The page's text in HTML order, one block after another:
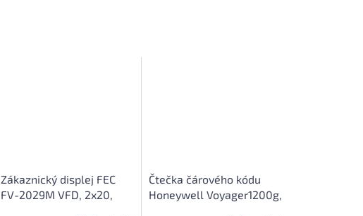
Zákaznický displej FEC
FV-2029M VFD, 2x20,
Čtečka čárového kódu
Honeywell Voyager1200g,